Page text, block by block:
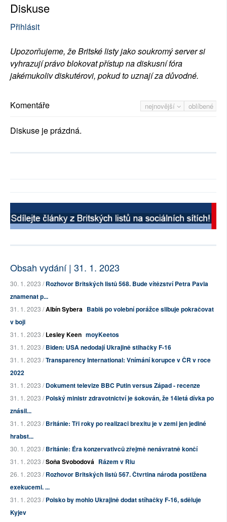
Diskuse
Přihlásit
Upozorňujeme, že Britské listy jako soukromý server si
vyhrazují právo blokovat přístup na diskusní fóra
jakémukoliv diskutérovi, pokud to uznají za důvodné.
nejnovější oblíbené
Komentáře
Diskuse je prázdná.
Obsah vydání | 31. 1. 2023
30. 1. 2023 /Rozhovor Britských listů 568. Bude vítězství Petra Pavla
znamenat p...
31. 1. 2023 /Albín Sybera Babiš po volební porážce slibuje pokračovat
v boji
31. 1. 2023 /Lesley Keen moyKeetos
31. 1. 2023 /Biden: USA nedodají Ukrajině stihačky F-16
31. 1. 2023 /Transparency International: Vnímání korupce v ČR v roce
2022
31. 1. 2023 /Dokument televize BBC Putin versus Západ - recenze
31. 1. 2023 /Polský ministr zdravotnictví je šokován, že 14letá dívka po
znásil...
31. 1. 2023 /Británie: Tři roky po realizaci brexitu je v zemi jen jediné
hrabst...
30. 1. 2023 /Británie: Éra konzervativců zřejmě nenávratně končí
31. 1. 2023 /Soňa Svobodová Rázem v Riu
26. 1. 2023 /Rozhovor Britských listů 567. Čtvrtina národa postižena
exekucemi. ...
31. 1. 2023 /Polsko by mohlo Ukrajině dodat stíhačky F-16, sděluje
Kyjev